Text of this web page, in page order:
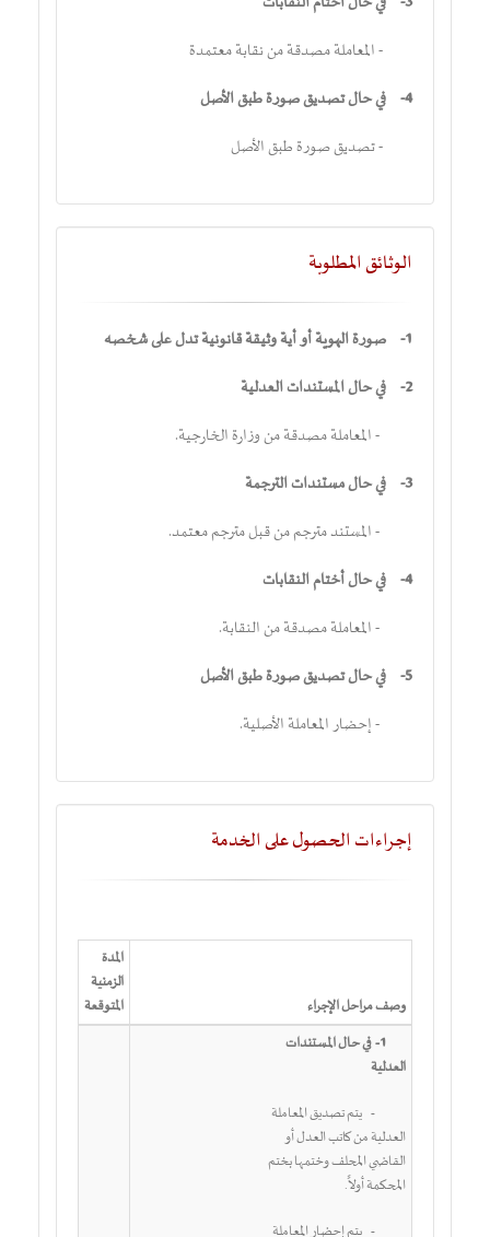
- المعاملة مصدقة من نقابة معتمدة
في حال تصديق صورة طبق الأصل
- تصديق صورة طبق الأصل
الوثائق المطلوبة
صورة الهوية أو أية وثيقة قانونية تدل على شخصه
في حال المستندات العدلية
- المعاملة مصدقة من وزارة الخارجية.
في حال مستندات الترجمة
- المستند مترجم من قبل مترجم معتمد.
في حال أختام النقابات
- المعاملة مصدقة من النقابة.
في حال تصديق صورة طبق الأصل
- إحضار المعاملة الأصلية.
إجراءات الحصول على الخدمة
وصف مراحل الإجراء
المدة
الزمنية
المتوقعة
في حال المستندات
العدلية
يتم تصديق المعاملة
العدلية من كاتب العدل أو
القاضي المحلف وختمها بختم
المحكمة أولاً.
يتم إحضار المعاملة